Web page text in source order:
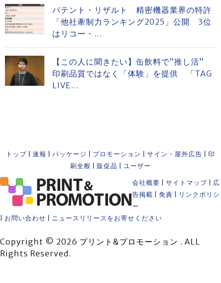
パテント・リザルト 精密機器業界の特許
「他社牽制力ランキング2025」公開 3位
はリコー・...
【この人に聞きたい】缶飲料で”推し活”
印刷品質ではなく「体験」を提供 「TAG
LIVE...
トップ 速報 パッケージ プロモーション サイン・屋外広告
印
刷全般
販促品 ユーザー
会社概要 サイトマップ
広
告掲載
免責
リンクポリシ
ー
お問い合わせ ニュースリリースをお寄せください
Copyright © 2026 プリント&プロモーション . ALL
Rights Reserved.